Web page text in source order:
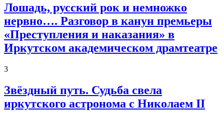
Лошадь, русский рок и немножко
нервно…. Разговор в канун премьеры
«Преступления и наказания» в
Иркутском академическом драмтеатре
3
Звёздный путь. Судьба свела
иркутского астронома с Николаем II